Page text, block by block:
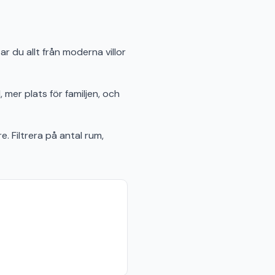
du allt från moderna villor
plats för familjen, och
Filtrera på antal rum,